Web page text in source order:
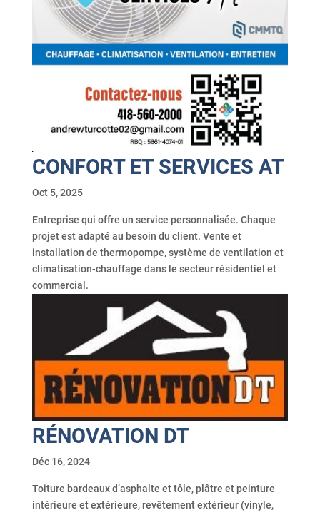
CONFORT ET SERVICES AT
Oct 5, 2025
Entreprise qui offre un service personnalisée. Chaque
projet est adapté au besoin du client. Vente et
installation de thermopompe, système de ventilation et
climatisation-chauffage dans le secteur résidentiel et
commercial.
RÉNOVATION DT
Déc 16, 2024
Toiture bardeaux d’asphalte et tôle, plâtre et peinture
intérieure et extérieure, revêtement extérieur (vinyle,